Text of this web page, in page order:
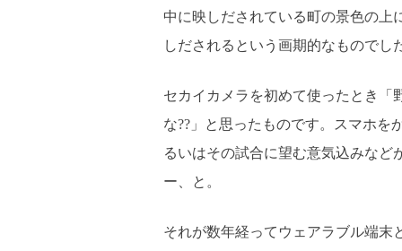
中に映しだされている町の景色の上
しだされるという画期的なものでし
セカイカメラを初めて使ったとき「
な??」と思ったものです。スマホを
るいはその試合に望む意気込みなど
ー、と。
それが数年経ってウェアラブル端末